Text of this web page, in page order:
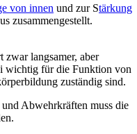
von innen und zur Stärkung
zusammengestellt.
zwar langsamer, aber
wichtig für die Funktion von
zuständig sind.
Abwehrkräften muss die